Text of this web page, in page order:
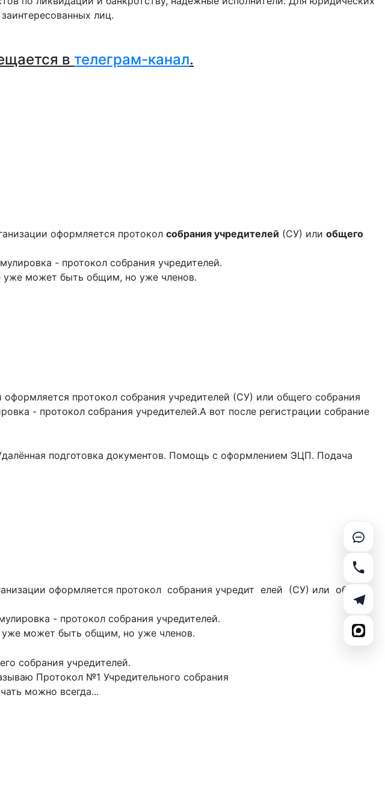
лиц.
в телеграм-канал.
оформляется протокол собрания учредителей (СУ) или общего
- протокол собрания учредителей.
уже может быть общим, но уже членов.
протокол собрания учредителей (СУ) или общего собрания
- протокол собрания учредителей.А вот после регистрации собрание
подготовка документов. Помощь с оформлением ЭЦП. Подача
оформляется протокол собрания учредит елей (СУ) или общего
- протокол собрания учредителей.
уже может быть общим, но уже членов.
собрания учредителей.
Протокол №1 Учредительного собрания
можно всегда...